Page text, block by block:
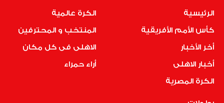
الرئيسية
كأس الأمم الأفريقية
أخر الأخبار
أخبار الاهلى
الكرة المصرية
الكرة عالمية
المنتخب و المحترفين
الاهلى فى كل مكان
أراء حمراء